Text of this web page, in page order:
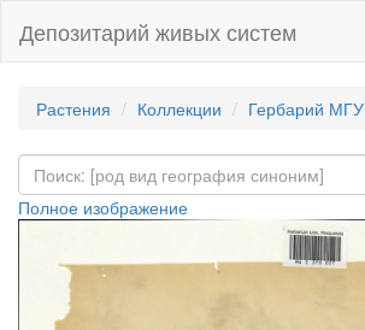
Депозитарий живых систем
Растения Коллекции Гербарий МГУ
Полное изображение